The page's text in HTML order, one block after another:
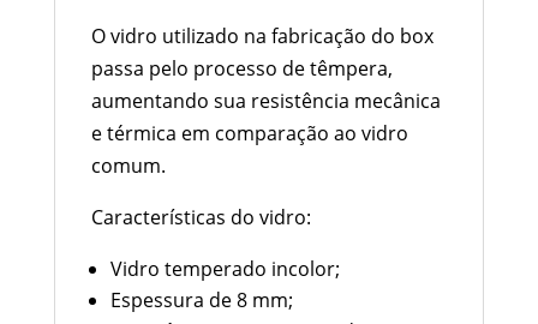
O vidro utilizado na fabricação do box
passa pelo processo de têmpera,
aumentando sua resistência mecânica
e térmica em comparação ao vidro
comum.
Características do vidro:
Vidro temperado incolor;
Espessura de 8 mm;